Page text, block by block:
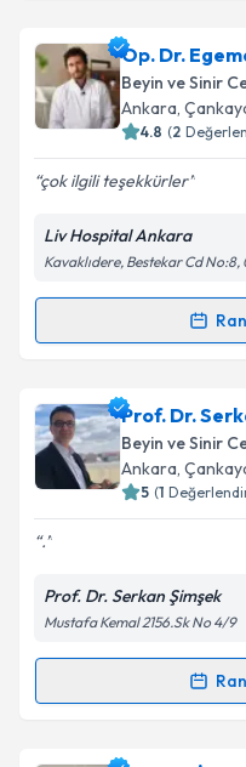
Prof. Dr. Semih
oluşturun. Size bu
takvim
Kişisel
Metni'ni
kapsamda
Op. Dr.
Beyin ve Sinir
Ankara,
4.8 (2
çok ilgili teşekkürler
Liv Hospital Ankara
Kavaklıdere, Bestekar Cd
Randevu
Op. Dr. Egemen
oluşturun. Size bu
takvim
Kişisel
Metni'ni
kapsamda
Prof. Dr.
Beyin ve Sinir
Ankara,
5 (1
.
Prof. Dr. Serkan Şimşek
Mustafa Kemal 2156.Sk No 4/9
Randevu